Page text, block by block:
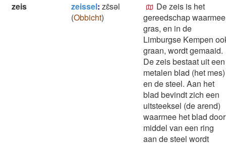
zeis
zeissel: zɛ̄sǝl
(Obbicht)
De zeis is het
gereedschap waarmee
gras, en in de
Limburgse Kempen
graan, wordt gemaaid.
De zeis bestaat uit een
metalen blad (het mes)
en de steel. Aan het
blad bevindt zich een
uitsteeksel (de arend)
waarmee het blad door
middel van een ring
aan de steel wordt